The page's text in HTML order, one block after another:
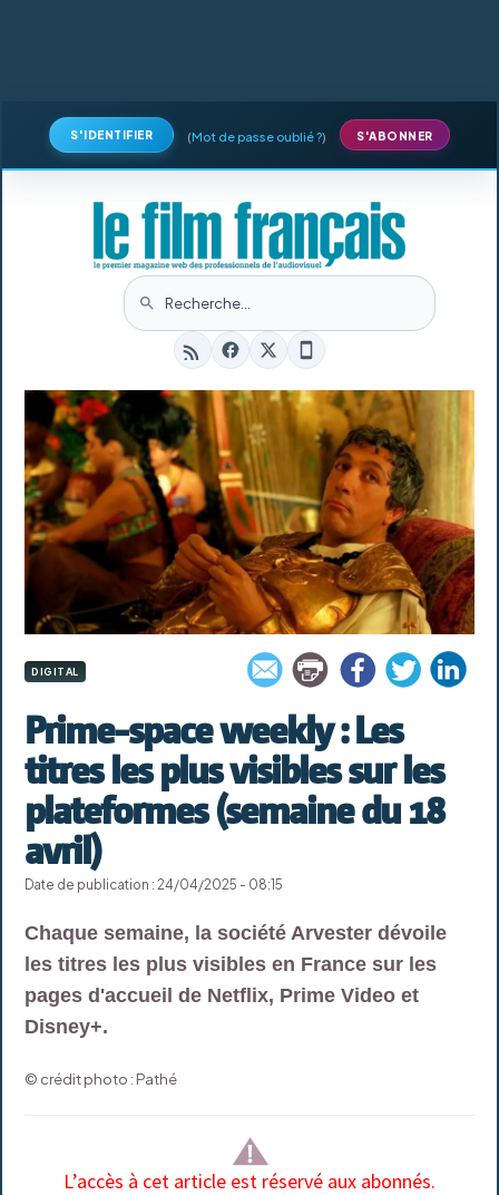
S'IDENTIFIER (Mot de passe oublié ?) S'ABONNER
DIGITAL
Prime-space weekly : Les
titres les plus visibles sur les
plateformes (semaine du 18
avril)
Date de publication : 24/04/2025 - 08:15
Chaque semaine, la société Arvester dévoile
les titres les plus visibles en France sur les
pages d'accueil de Netflix, Prime Video et
Disney+.
© crédit photo : Pathé
L’accès à cet article est réservé aux abonnés.